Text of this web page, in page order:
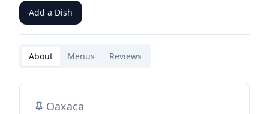
Add a Dish
About Menus Reviews
Oaxaca